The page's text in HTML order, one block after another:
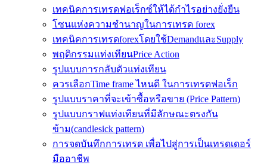
เทคนิคการเทรดฟอเร็กซ์ให้ได้กำไรอย่างยั่งยืน
โซนแห่งความชำนาญในการเทรด forex
เทคนิคการเทรดforexโดยใช้DemandและSupply
พฤติกรรมแท่งเทียนPrice Action
รูปแบบการกลับตัวแท่งเทียน
ควรเลือกTime frame ไหนดี ในการเทรดฟอเร็ก
รูปแบบราคาที่จะเข้าซื้อหรือขาย (Price Pattern)
รูปแบบกราฟแท่งเทียนที่มีลักษณะตรงกัน
ข้าม(candlesick pattern)
การจดบันทึกการเทรด เพื่อไปสู่การเป็นเทรดเดอร์
มืออาชีพ